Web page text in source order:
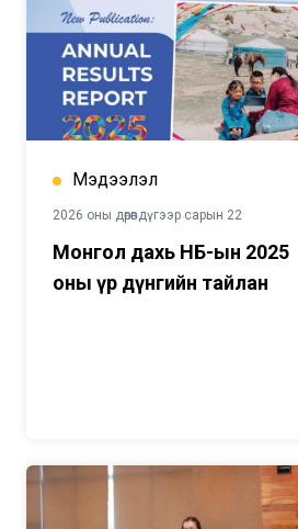
Мэдээлэл
2026 оны дөрөвдүгээр сарын 22
Монгол дахь НҮБ-ын 2025
оны үр дүнгийн тайлан